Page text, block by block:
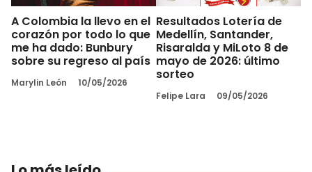
A Colombia la llevo en el
corazón por todo lo que
me ha dado: Bunbury
sobre su regreso al país
Marylin León 10/05/2026
Resultados Lotería de
Medellín, Santander,
Risaralda y MiLoto 8 de
mayo de 2026: último
sorteo
Felipe Lara 09/05/2026